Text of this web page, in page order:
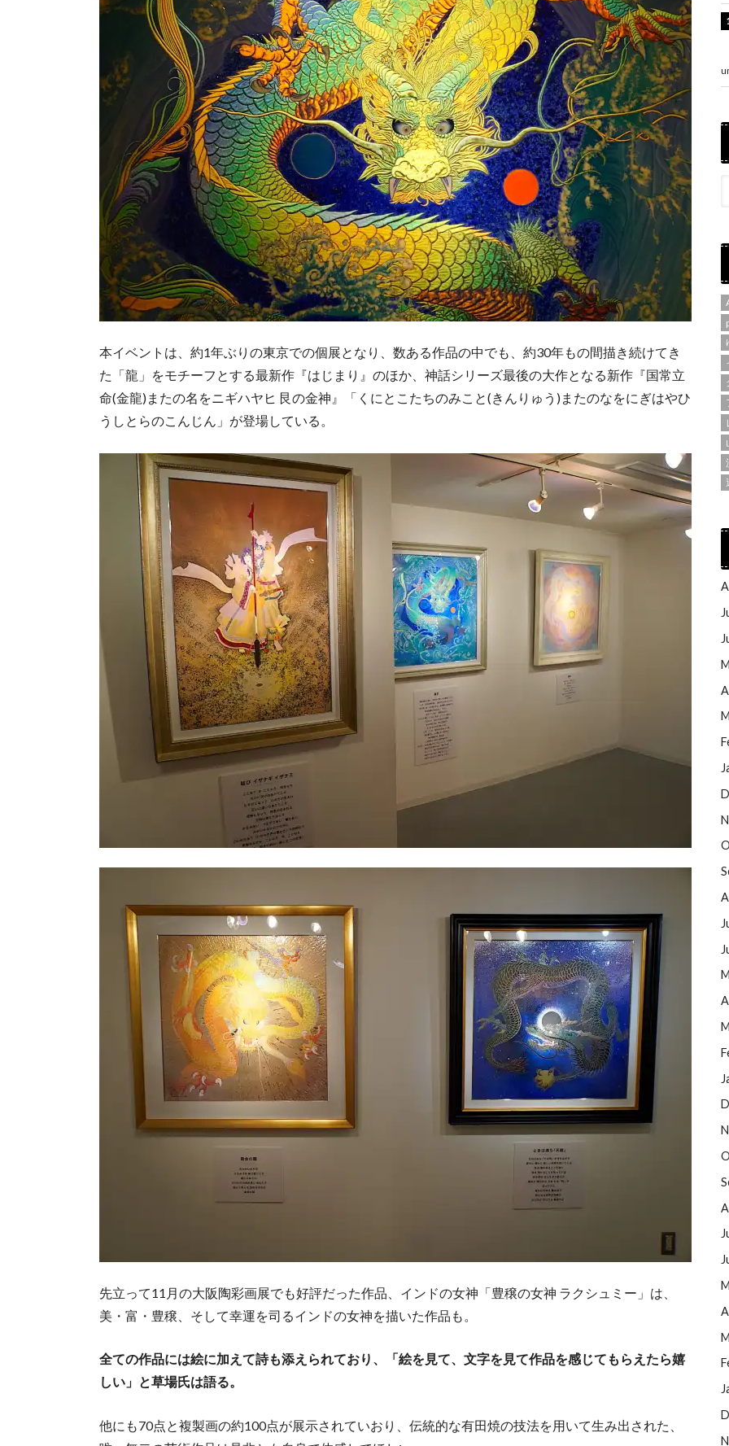
本イベントは、約1年ぶりの東京での個展となり、数ある作品の中でも、約30年もの間描き続けてき
た「龍」をモチーフとする最新作『はじまり』のほか、神話シリーズ最後の大作となる新作『国常立
命(金龍)またの名をニギハヤヒ 艮の金神』「くにとこたちのみこと(きんりゅう)またのなをにぎはやひ
うしとらのこんじん」が登場している。
先立って11月の大阪陶彩画展でも好評だった作品、インドの女神「豊穣の女神 ラクシュミー」は、
美・富・豊穣、そして幸運を司るインドの女神を描いた作品も。
全ての作品には絵に加えて詩も添えられており、「絵を見て、文字を見て作品を感じてもらえたら嬉
しい」と草場氏は語る。
他にも70点と複製画の約100点が展示されていおり、伝統的な有田焼の技法を用いて生み出された、